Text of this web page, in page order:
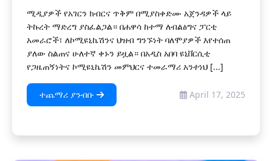
ሚዲያዎች የአገርን ክብርና ጥቅም በሚያስቀድሙ አጀንዳዎች ላይ
ትኩረት ማድረግ ያስፈልጋል። በሐዋሳ ከተማ ለብልፅግና ፓርቲ
አመራሮች፣ ለኮሚዩኒኬሽንና ህዝብ ግንኙነት ባለሞያዎች እየተሰጠ
ያለው ስልጠና ሁለተኛ ቀኑን ይዟል። በአዲስ አበባ ዩኒቨርሲቲ
የጋዜጠኝነትና ኮሚዩኒኬሽን መምህርና ተመራማሪ አንተነህ [...]
ተጨማሪ ያንብቡ April 17, 2025